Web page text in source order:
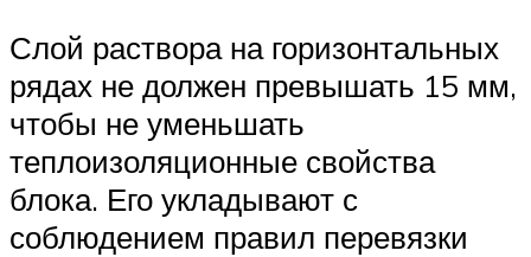
Слой раствора на горизонтальных
рядах не должен превышать 15 мм,
чтобы не уменьшать
теплоизоляционные свойства
блока. Его укладывают с
соблюдением правил перевязки